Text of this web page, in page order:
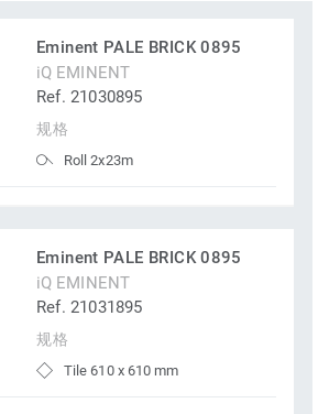
Eminent PALE BRICK 0895
iQ EMINENT
Ref. 21030895
规格
Roll 2x23m
Eminent PALE BRICK 0895
iQ EMINENT
Ref. 21031895
规格
Tile 610 x 610 mm